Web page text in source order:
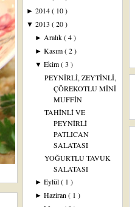
► 2014( 10 )
▼ 2013 ( 20 )
►Aralık( 4 )
►Kasım( 2 )
▼Ekim( 3 )
PEYNİRLİ, ZEYTİNLİ,
ÇÖREKOTLU MİNİ
MUFFİN
TAHİNLİ VE
PEYNİRLİ
PATLICAN
SALATASI
YOĞURTLU TAVUK
SALATASI
►Eylül( 1 )
►Haziran( 1 )